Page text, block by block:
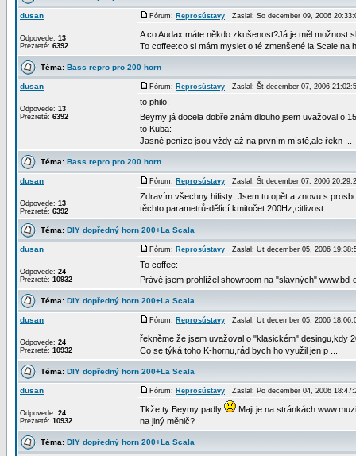
dusan
Odpovede: 13
Prezreté: 6392
Fórum: Reprosústavy Zaslal: So december 09, 2006
A co Audax máte někdo zkušenost?Já je měl
To coffee:co si mám myslet o té zmenšené la Scale na
Téma: Bass repro pro 200 horn
dusan
Odpovede: 13
Prezreté: 6392
Fórum: Reprosústavy Zaslal: Št december 07, 2006
to philo:
Beymy já docela dobře znám,dlouho jsem uvažoval o
to Kuba:
Jasně peníze jsou vždy až na prvním místě,ale řekn ...
Téma: Bass repro pro 200 horn
dusan
Odpovede: 13
Prezreté: 6392
Fórum: Reprosústavy Zaslal: Št december 07, 2006
Zdravím všechny hifisty .Jsem tu opět a znovu s
těchto parametrů-dělící kmitočet 200Hz,citlivost ...
Téma: DIY dopředný horn 200+La Scala
dusan
Odpovede: 24
Prezreté: 10932
Fórum: Reprosústavy Zaslal: Ut december 05, 2006
To coffee:
Právě jsem prohlížel showroom na "slavných"
Téma: DIY dopředný horn 200+La Scala
dusan
Odpovede: 24
Prezreté: 10932
Fórum: Reprosústavy Zaslal: Ut december 05, 2006
řekněme že jsem uvažoval o "klasickém" desingu,kdy
Co se týká toho K-hornu,rád bych ho využil jen p ...
Téma: DIY dopředný horn 200+La Scala
dusan
Odpovede: 24
Prezreté: 10932
Fórum: Reprosústavy Zaslal: Po december 04, 2006
Tkže ty Beymy padly
Maji je na stránkách
na jiný měnič?
Téma: DIY dopředný horn 200+La Scala